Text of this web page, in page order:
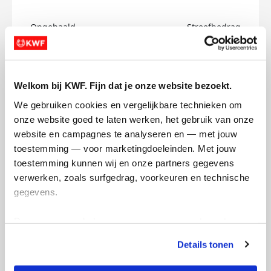
Welkom bij KWF. Fijn dat je onze website bezoekt.
We gebruiken cookies en vergelijkbare technieken om
onze website goed te laten werken, het gebruik van onze
website en campagnes te analyseren en — met jouw
toestemming — voor marketingdoeleinden. Met jouw
toestemming kunnen wij en onze partners gegevens
verwerken, zoals surfgedrag, voorkeuren en technische
gegevens.
tonen. Je kunt je toestemming op elk moment wijzigen of
intrekken via Cookie instellingen onderaan de pagina. De
Details tonen
Opgehaald
€0
Streefbedrag
€150
Quenty's badges